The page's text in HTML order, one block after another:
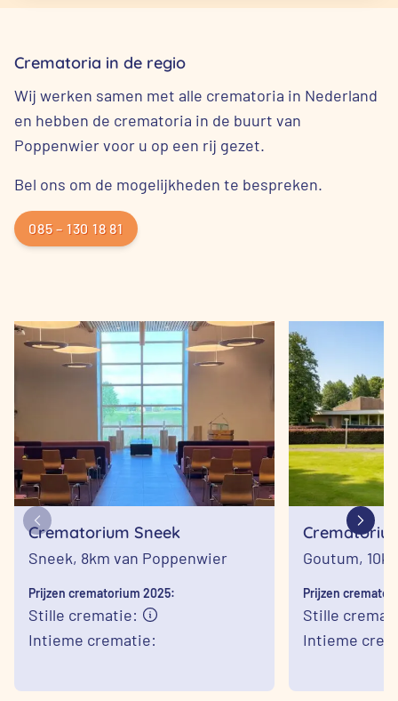
Crematoria in de regio
Wij werken samen met alle crematoria in Nederland
en hebben de crematoria in de buurt van
Poppenwier voor u op een rij gezet.
Bel ons om de mogelijkheden te bespreken.
085 – 130 18 81
Crematorium Sneek
Sneek, 8km van Poppenwier
Prijzen crematorium 2025:
Stille crematie:
Intieme crematie:
Goutum,
Prijzen
Stille
Intieme